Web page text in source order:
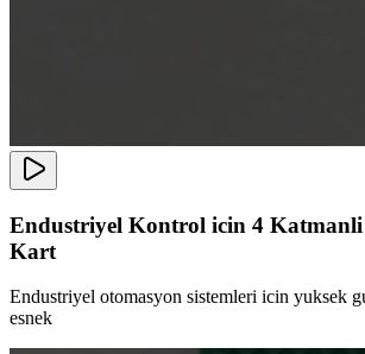
Endustriyel Kontrol icin 4
Kart
Endustriyel otomasyon sistemleri icin yuksek
esnek